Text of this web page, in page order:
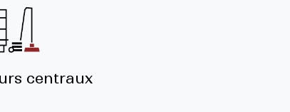
centraux